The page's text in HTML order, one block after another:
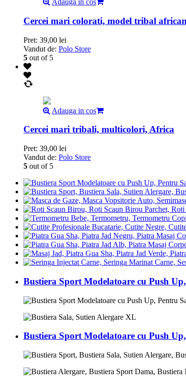
Adauga in cos
Cercei mari colorati, model tribal african
Pret: 39,00 lei
Vandut de: Polo Store
5 out of 5
Adauga in cos
Cercei mari tribali, multicolori, Africa
Pret: 39,00 lei
Vandut de: Polo Store
5 out of 5
Bustiera Sport Modelatoare cu Push
Bustiera Sport Modelatoare cu Push